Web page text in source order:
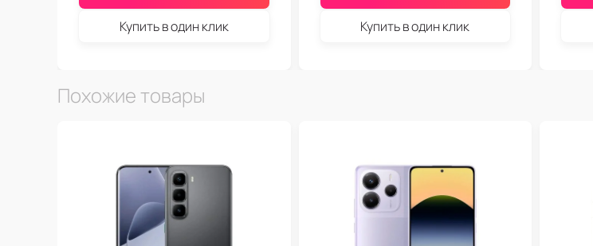
Купить в один клик Купить в один клик
Похожие товары